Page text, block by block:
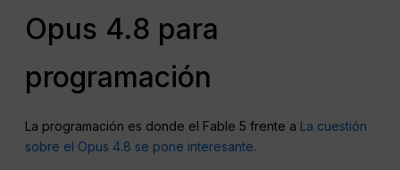
Opus 4.8 para
programación
La programación es donde el Fable 5 frente a La cuestión
sobre el Opus 4.8 se pone interesante.